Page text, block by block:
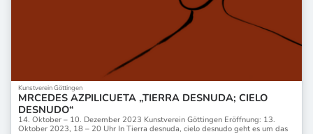
Kunstverein Göttingen
MRCEDES AZPILICUETA „TIERRA DESNUDA; CIELO
DESNUDO“
14. Oktober – 10. Dezember 2023 Kunstverein Göttingen Eröffnung: 13.
Oktober 2023, 18 – 20 Uhr In Tierra desnuda, cielo desnudo geht es um das